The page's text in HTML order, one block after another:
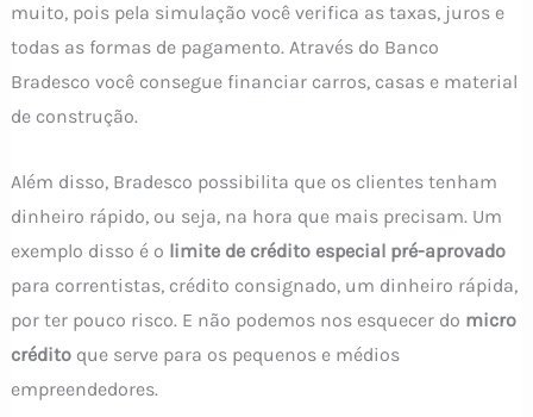
muito, pois pela simulação você verifica as taxas, juros e
todas as formas de pagamento. Através do Banco
Bradesco você consegue financiar carros, casas e material
de construção.
Além disso, Bradesco possibilita que os clientes tenham
dinheiro rápido, ou seja, na hora que mais precisam. Um
exemplo disso é o limite de crédito especial pré-aprovado
para correntistas, crédito consignado, um dinheiro rápida,
por ter pouco risco. E não podemos nos esquecer do micro
créditoque serve para os pequenos e médios
empreendedores.